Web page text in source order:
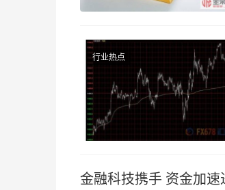
行业热点
金融科技携手 资金加